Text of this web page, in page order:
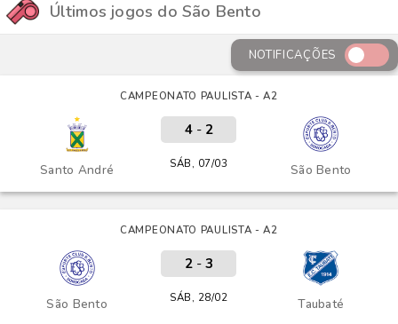
Últimos jogos do São Bento
NOTIFICAÇÕES
CAMPEONATO PAULISTA - A2
Santo André São Bento
4- 2
SÁB, 07/03
CAMPEONATO PAULISTA - A2
São Bento Taubaté
2- 3
SÁB, 28/02